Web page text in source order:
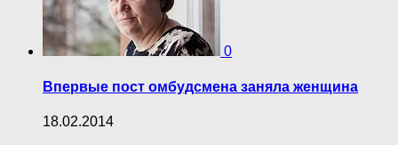
0
Впервые пост омбудсмена заняла женщина
18.02.2014